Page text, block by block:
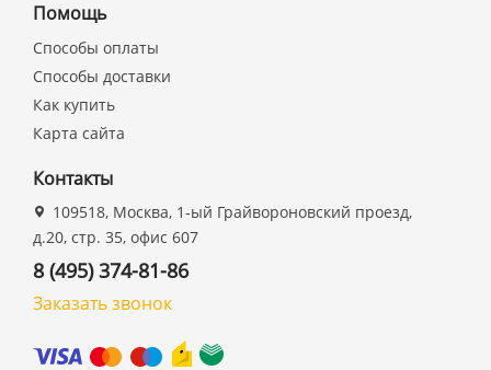
Помощь
Способы оплаты
Способы доставки
Как купить
Карта сайта
Контакты
109518, Москва, 1-ый Грайвороновский проезд,
д.20, стр. 35, офис 607
8 (495) 374-81-86
Заказать звонок